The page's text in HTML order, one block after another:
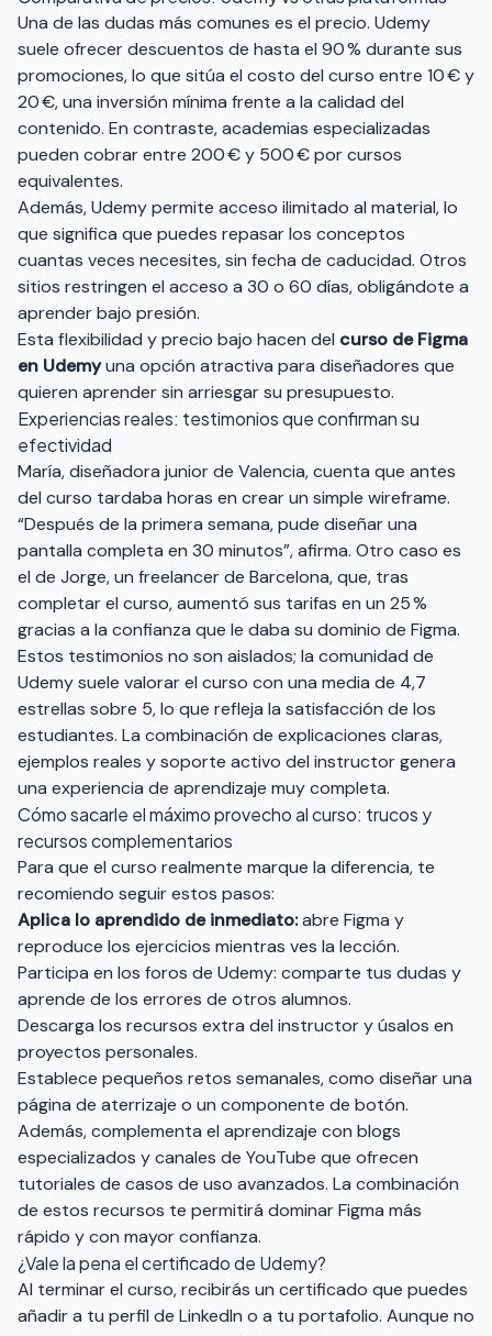
Una de las dudas más comunes es el precio. Udemy
suele ofrecer descuentos de hasta el 90 % durante sus
promociones, lo que sitúa el costo del curso entre 10 € y
20 €, una inversión mínima frente a la calidad del
contenido. En contraste, academias especializadas
pueden cobrar entre 200 € y 500 € por cursos
equivalentes.
Además, Udemy permite acceso ilimitado al material, lo
que significa que puedes repasar los conceptos
cuantas veces necesites, sin fecha de caducidad. Otros
sitios restringen el acceso a 30 o 60 días, obligándote a
aprender bajo presión.
Esta flexibilidad y precio bajo hacen del curso de Figma
en Udemyuna opción atractiva para diseñadores que
quieren aprender sin arriesgar su presupuesto.
Experiencias reales: testimonios que confirman su
efectividad
María, diseñadora junior de Valencia, cuenta que antes
del curso tardaba horas en crear un simple wireframe.
“Después de la primera semana, pude diseñar una
pantalla completa en 30 minutos”, afirma. Otro caso es
el de Jorge, un freelancer de Barcelona, que, tras
completar el curso, aumentó sus tarifas en un 25 %
gracias a la confianza que le daba su dominio de Figma.
Estos testimonios no son aislados; la comunidad de
Udemy suele valorar el curso con una media de 4,7
estrellas sobre 5, lo que refleja la satisfacción de los
estudiantes. La combinación de explicaciones claras,
ejemplos reales y soporte activo del instructor genera
una experiencia de aprendizaje muy completa.
Cómo sacarle el máximo provecho al curso: trucos y
recursos complementarios
Para que el curso realmente marque la diferencia, te
recomiendo seguir estos pasos:
Aplica lo aprendido de inmediato:abre Figma y
reproduce los ejercicios mientras ves la lección.
Participa en los foros de Udemy: comparte tus dudas y
aprende de los errores de otros alumnos.
Descarga los recursos extra del instructor y úsalos en
proyectos personales.
Establece pequeños retos semanales, como diseñar una
página de aterrizaje o un componente de botón.
Además, complementa el aprendizaje con blogs
especializados y canales de YouTube que ofrecen
tutoriales de casos de uso avanzados. La combinación
de estos recursos te permitirá dominar Figma más
rápido y con mayor confianza.
¿Vale la pena el certificado de Udemy?
Al terminar el curso, recibirás un certificado que puedes
añadir a tu perfil de LinkedIn o a tu portafolio. Aunque no